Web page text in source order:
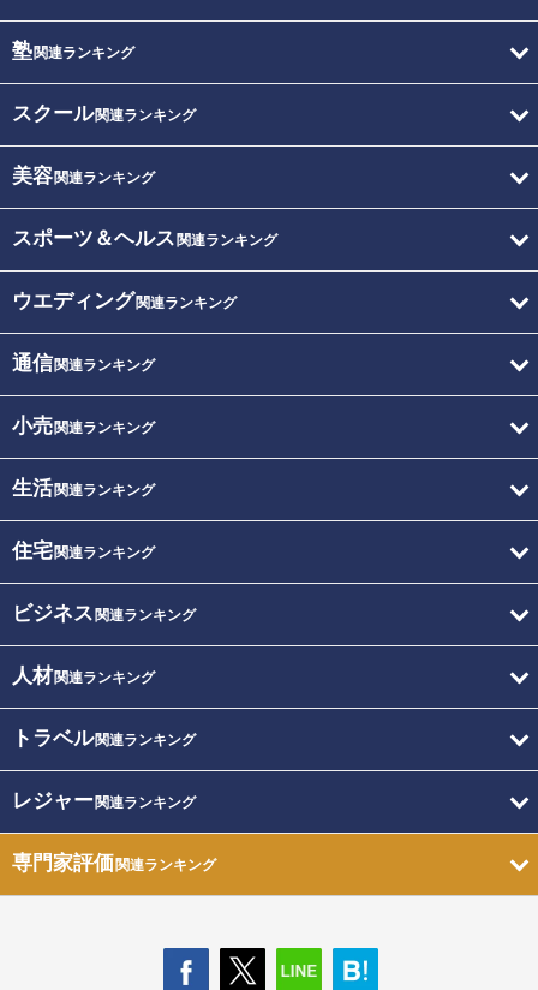
塾関連ランキング
スクール関連ランキング
美容関連ランキング
スポーツ＆ヘルス 関連ランキング
ウエディング関連ランキング
通信関連ランキング
小売関連ランキング
生活関連ランキング
住宅関連ランキング
ビジネス 関連ランキング
人材関連ランキング
トラベル関連ランキング
レジャー関連ランキング
専門家評価関連ランキング